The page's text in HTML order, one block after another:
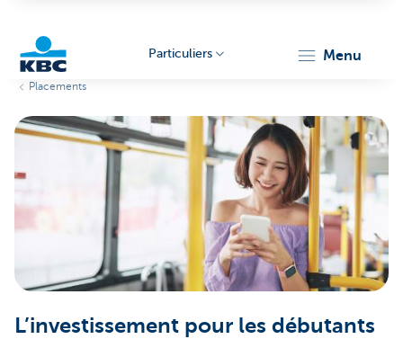
Particuliers menu
Placements
L’investissement pour les débutants